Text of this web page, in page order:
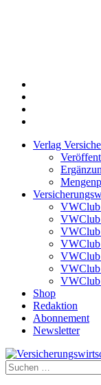
Verlag
VWClub
VWClub
VWClub
VWClub
Shop
Redaktion
Abonnement
Newsletter
Suche
nach: